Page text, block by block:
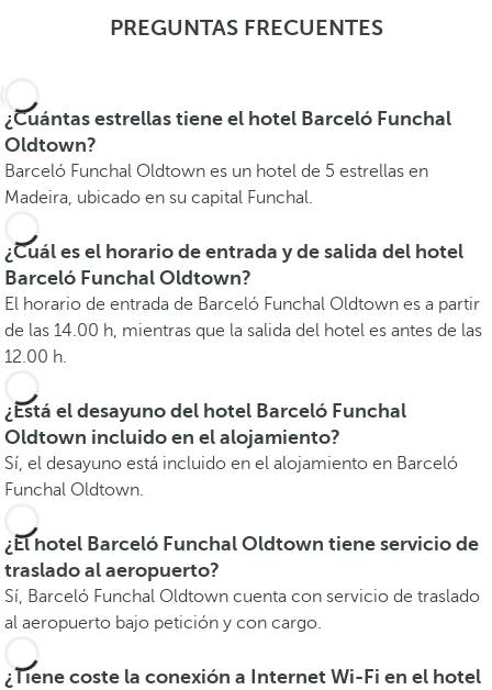
PREGUNTAS FRECUENTES
¿Cuántas estrellas tiene el hotel Barceló Funchal
Oldtown?
Barceló Funchal Oldtown es un hotel de 5 estrellas en
Madeira, ubicado en su capital Funchal.
¿Cuál es el horario de entrada y de salida del hotel
Barceló Funchal Oldtown?
El horario de entrada de Barceló Funchal Oldtown es a partir
de las 14.00 h, mientras que la salida del hotel es antes de las
12.00 h.
¿Está el desayuno del hotel Barceló Funchal
Oldtown incluido en el alojamiento?
Sí, el desayuno está incluido en el alojamiento en Barceló
Funchal Oldtown.
¿El hotel Barceló Funchal Oldtown tiene servicio de
traslado al aeropuerto?
Sí, Barceló Funchal Oldtown cuenta con servicio de traslado
al aeropuerto bajo petición y con cargo.
¿Tiene coste la conexión a Internet Wi-Fi en el hotel